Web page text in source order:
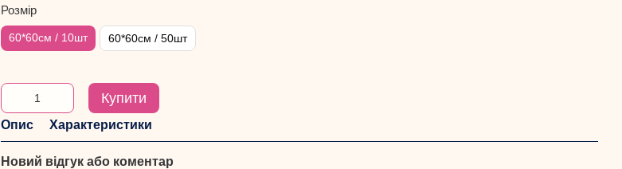
Розмір
60*60см / 10шт 60*60см / 50шт
Купити
Опис Характеристики
Новий відгук або коментар